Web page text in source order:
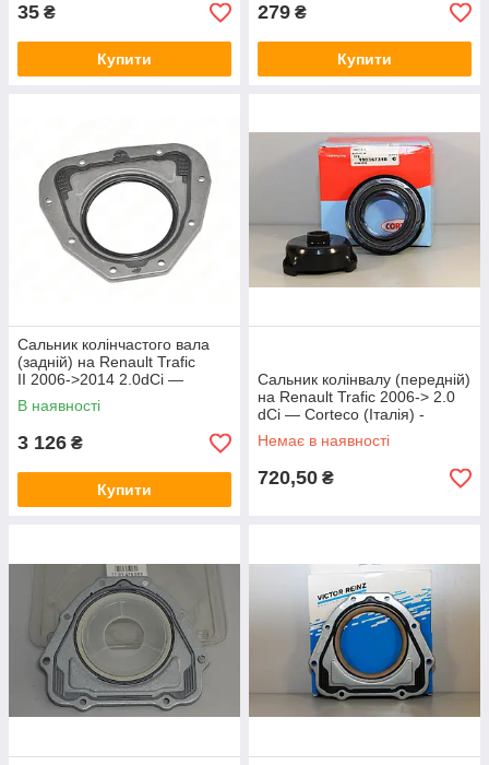
35 ₴
Купити
279 ₴
Купити
Сальник колінчастого вала
(задній) на Renault Trafic
II 2006->2014 2.0dCi —
Nissan (Оригінал) — 12279-
00Q0G
В наявності
3 126 ₴
Купити
Сальник колінвалу (передній)
на Renault Trafic 2006-> 2.0
dCi — Corteco (Італія) -
CO19036731
Немає в наявності
720,50 ₴